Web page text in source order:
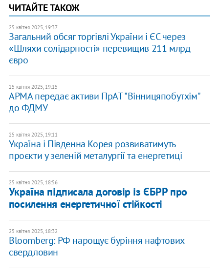
ЧИТАЙТЕ ТАКОЖ
25 квітня 2025, 19:37
Загальний обсяг торгівлі України і ЄС через
«Шляхи солідарності» перевищив 211 млрд
євро
25 квітня 2025, 19:15
АРМА передає активи ПрАТ "Вінницяпобутхім"
до ФДМУ
25 квітня 2025, 19:11
Україна і Південна Корея розвиватимуть
проєкти у зеленій металургії та енергетиці
25 квітня 2025, 18:56
Україна підписала договір із ЄБРР про
посилення енергетичної стійкості
25 квітня 2025, 18:32
Bloomberg: РФ нарощує буріння нафтових
свердловин